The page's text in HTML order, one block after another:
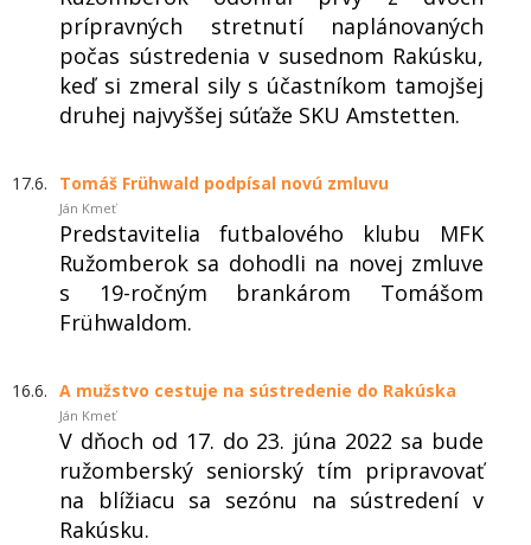
prípravných stretnutí naplánovaných
počas sústredenia v susednom Rakúsku,
keď si zmeral sily s účastníkom tamojšej
druhej najvyššej súťaže SKU Amstetten.
17.6. Tomáš Frühwald podpísal novú zmluvu
Ján Kmeť
Predstavitelia futbalového klubu MFK
Ružomberok sa dohodli na novej zmluve
s 19-ročným brankárom Tomášom
Frühwaldom.
16.6. A mužstvo cestuje na sústredenie do Rakúska
Ján Kmeť
V dňoch od 17. do 23. júna 2022 sa bude
ružomberský seniorský tím pripravovať
na blížiacu sa sezónu na sústredení v
Rakúsku.